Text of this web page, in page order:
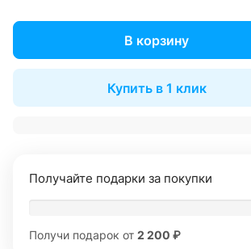
В корзину
Купить в 1 клик
Получайте подарки за покупки
Получи подарок от 2 200 ₽